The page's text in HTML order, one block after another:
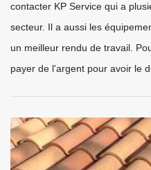
contacter KP Service qui a
secteur. Il a aussi les
un meilleur rendu de travail.
payer de l'argent pour avoir le